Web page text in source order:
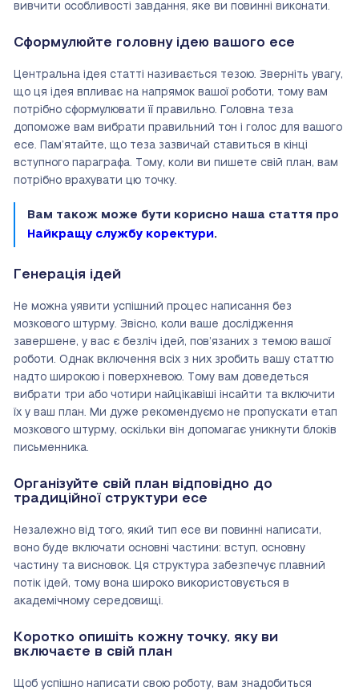
вивчити особливості завдання, яке ви повинні виконати.
Сформулюйте головну ідею вашого есе
Центральна ідея статті називається тезою. Зверніть увагу,
що ця ідея впливає на напрямок вашої роботи, тому вам
потрібно сформулювати її правильно. Головна теза
допоможе вам вибрати правильний тон і голос для вашого
есе. Пам’ятайте, що теза зазвичай ставиться в кінці
вступного параграфа. Тому, коли ви пишете свій план, вам
потрібно врахувати цю точку.
Вам також може бути корисно наша стаття про
Найкращу службу коректури.
Генерація ідей
Не можна уявити успішний процес написання без
мозкового штурму. Звісно, коли ваше дослідження
завершене, у вас є безліч ідей, пов’язаних з темою вашої
роботи. Однак включення всіх з них зробить вашу статтю
надто широкою і поверхневою. Тому вам доведеться
вибрати три або чотири найцікавіші інсайти та включити
їх у ваш план. Ми дуже рекомендуємо не пропускати етап
мозкового штурму, оскільки він допомагає уникнути блоків
письменника.
Організуйте свій план відповідно до
традиційної структури есе
Незалежно від того, який тип есе ви повинні написати,
воно буде включати основні частини: вступ, основну
частину та висновок. Ця структура забезпечує плавний
потік ідей, тому вона широко використовується в
академічному середовищі.
Коротко опишіть кожну точку, яку ви
включаєте в свій план
Щоб успішно написати свою роботу, вам знадобиться